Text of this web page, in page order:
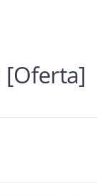
[Oferta]